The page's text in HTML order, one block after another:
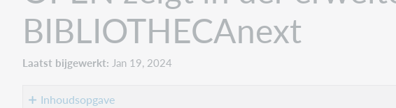
BIBLIOTHECAnext
Laatst bijgewerkt Jan 19, 2024
Inhoudsopgave